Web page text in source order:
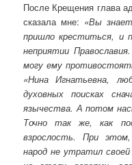
После Крещения глава
сказала мне: «Вы
пришло креститься, и
неприятии
могу ему
«Нина Игнатьевна,
духовных поисках
язычества. А потом
Точно так же, как
взрослость. При
народ не утратил